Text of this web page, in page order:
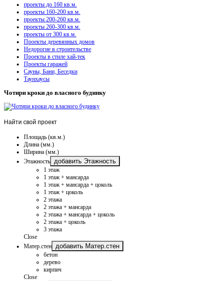
проекты до 160 кв.м.
проекты 160-200 кв.м.
проекты 200-260 кв.м.
проекты 260-300 кв.м.
проекты от 300 кв.м.
Проекты деревянных домов
Недорогие в строительстве
Проекты в стиле хай-тек
Проекты гаражей
Сауны, Бани, Беседки
Таунхаусы
Чотири кроки до власного будинку
Найти свой проект
Площадь (кв.м.)
Длина (мм.)
Ширина (мм.)
Этажность
добавить Этажность
1 этаж
1 этаж + мансарда
1 этаж + мансарда + цоколь
1 этаж + цоколь
2 этажа
2 этажа + мансарда
2 этажа + мансарда + цоколь
2 этажа + цоколь
3 этажа
Close
Матер.стен
добавить Матер.стен
бетон
дерево
кирпич
Close